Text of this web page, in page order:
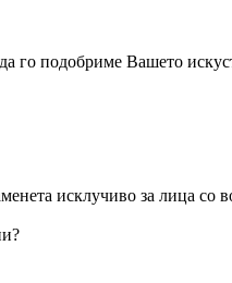
го подобриме Вашето
исклучиво за лица со